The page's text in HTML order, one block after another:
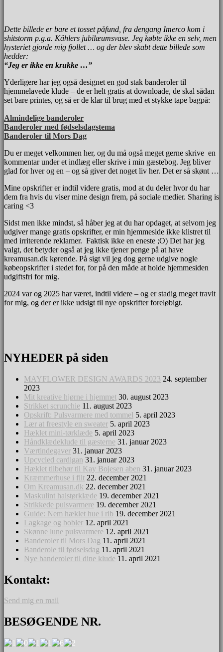
Dette billede er bare et tosset påfund, fra dengang Imerco kom i
shitstorm p.g.a. Kählers jubilæumsvase. Jeg købte ikke en selv, men
hysteriet gjorde mig fjollet … og der blev skabt dette billede som
hedder:
“Jeg er ikke en krukke …”
Yderligere har jeg også designet en god stak banderoler til
hjemmelavede klude – de er helt gratis at downloade, de skal sådan
set bare printes, og så er de klar til brug med et stykke tape bagpå:
Almindelige banderoler
Banderoler med fødselsdagstema
Banderoler til Mors Dag
Du er meget velkommen her, og du må også meget gerne skrive en
kommentar under et indlæg eller skrive i min gæstebog. Jeg bliver
glad for hver og en – og så giver det noget liv her. Det er så skønt …
Mine opskrifter er indtil videre gratis, mod at du deler hvor du har
dem fra hvis du viser mine design frem, på sociale medier. Sharing is
caring <3
Sidst men ikke mindst, så håber jeg at du har opdaget, at selvom jeg
udgiver mange gratis opskrifter, er min hjemmeside ikke klistret til
med irriterende reklamer. Faktisk ikke en eneste ;O) Det har jeg
valgt, det betyder også at jeg ikke tjener penge på at have
kreamusan.dk kørende. På sigt vil jeg dog gerne udgive nogle
købeopskrifter i stedet for, for på den måde at holde hjemmesiden
udgiftsfri for mig.
2024 var og 2025 har været, indtil videre – og er stadig meget travlt
for mig, og der er ikke udsigt til nye opskrifter foreløbigt.
min finurlige verden
NYHEDER på siden
MAYFLOWER DESIGN AWARDS 2023 24. september
2023
Mit kreative hjørne i hjemmet 30. august 2023
Strikket scrunchie 11. august 2023
Opskrift: Pulsvarmere med tommel 5. april 2023
Lær at freestyle en sweater 5. april 2023
Hæklet mini-tørklæde 5. april 2023
Håndklædeklude til gæsterne 31. januar 2023
Værtindegaver 31. januar 2023
Upcycled cardigan 31. januar 2023
Hæklet tilbehør til Kay Bojesen aben 31. januar 2023
Kræmmerhuse i filt 22. december 2021
Om Kreamusan.dk 22. december 2021
Maskulint halstørklæde 19. december 2021
Strikkede pulsvarmere 19. december 2021
Guide: Nem hæklet hue i rib 19. december 2021
Lagkage og bobler 12. april 2021
Skønne lune pulsvarmere 12. april 2021
Banderoler til Mors Dag 11. april 2021
Banderole til fødselsdag 11. april 2021
Nye banderoler til dine klude 11. april 2021
Kontakt:
Send mig en mail
BESØGENDE NR.